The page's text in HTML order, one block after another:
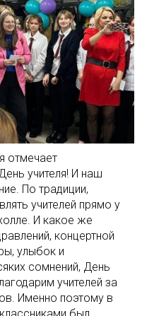
отмечает
учителя! И наш
По традиции,
учителей прямо у
И какое же
концертной
улыбок и
сомнений, День
учителей за
Именно поэтому в